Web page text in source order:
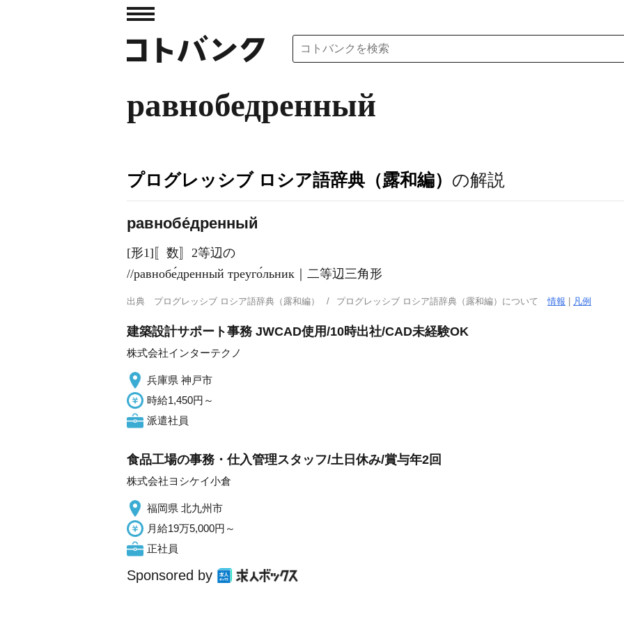
равнобедренный
プログレッシブ ロシア語辞典（露和編） の解説
равнобе́дренный
[形1]〚数〛2等辺の
//равнобе́дренный треуго́льник｜二等辺三角形
出典 プログレッシブ ロシア語辞典（露和編） プログレッシブ ロシア語辞典（露和編）について情報 凡例
建築設計サポート事務 JWCAD使用/10時出社/CAD未経験OK
株式会社インターテクノ
兵庫県 神戸市
時給1,450円～
派遣社員
食品工場の事務・仕入管理スタッフ/土日休み/賞与年2回
株式会社ヨシケイ小倉
福岡県 北九州市
月給19万5,000円～
正社員
Sponsored by